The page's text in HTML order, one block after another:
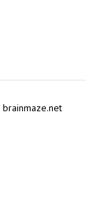
brainmaze.net